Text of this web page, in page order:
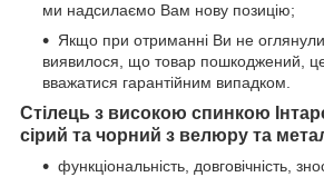
ми надсилаємо Вам нову позицію;
Якщо при отриманні Ви не
виявилося, що товар пошкоджений,
вважатися гарантійним випадком.
Стілець з високою спинкою
сірий та чорний з велюру та
функціональність, довговічність,